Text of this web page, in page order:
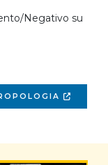
Negativo su